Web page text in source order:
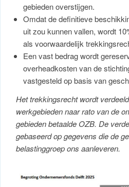
gebieden overstijgen.
Omdat de definitieve
uit zou kunnen vallen, wordt
als voorwaardelijk
Een vast bedrag wordt
overheadkosten van de
vastgesteld op basis van
Het trekkingsrecht wordt
werkgebieden naar rato van de
gebieden betaalde OZB. De
gebaseerd op gegevens die de
belastinggroep ons aanleveren.